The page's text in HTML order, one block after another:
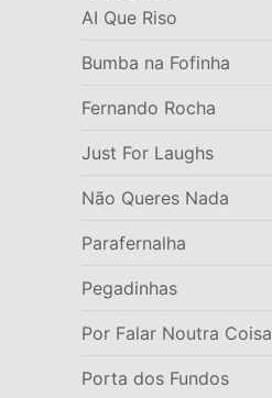
AI Que Riso
Bumba na Fofinha
Fernando Rocha
Just For Laughs
Não Queres Nada
Parafernalha
Pegadinhas
Por Falar Noutra Coisa
Porta dos Fundos